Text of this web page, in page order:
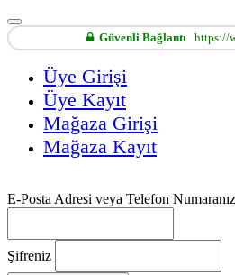
Güvenli Bağlantı https://
Üye Girişi
Üye Kayıt
Mağaza Girişi
Mağaza Kayıt
E-Posta Adresi veya Telefon Numaranız
Şifreniz